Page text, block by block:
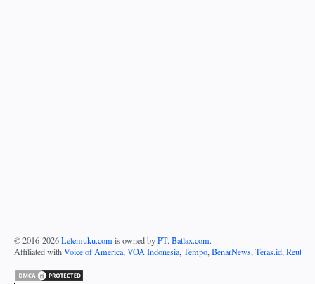
© 2016-2026Lelemuku.com is owned byPT. Batlax.com.
Affiliated withVoice of America, VOA Indonesia, Tempo, BenarNews, Teras.id, Reuters